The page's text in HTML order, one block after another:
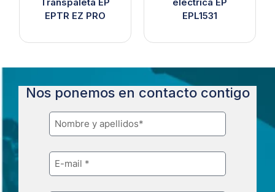
EPTR EZ PRO
EPL1531
Nos ponemos en contacto contigo